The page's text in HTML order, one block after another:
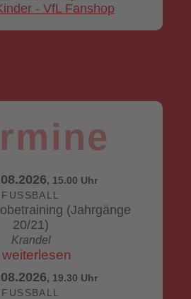
, 15.00 Uhr
FUSSBALL
(Jahrgänge
20/21)
Krandel
weiterlesen
, 19.30 Uhr
FUSSBALL